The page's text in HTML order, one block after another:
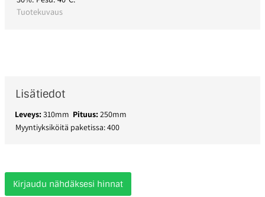
Tuotekuvaus
Lisätiedot
Leveys:310mm Pituus:250mm
Myyntiyksiköitä paketissa: 400
Kirjaudu nähdäksesi hinnat